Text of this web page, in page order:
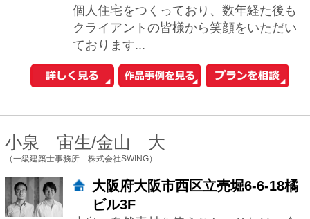
愛知県日進市米野木町木町宮前1-
38
「らしさ」を引きだして、カタチにす
る。 人の好みや生活スタイルは千差万
別。だから、私たちが創るものに「こ
れ」という決まったテイストはありませ
ん。 理想の...
三木さおり+倉水恵
埼玉県さいたま市浦和区上木崎2-
16-6 東京オフィス：東